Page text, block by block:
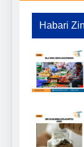
Habari